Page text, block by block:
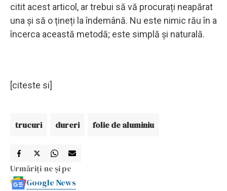
citit acest articol, ar trebui să vă procurați neapărat
una și să o țineți la îndemână. Nu este nimic rău în a
încerca această metodă; este simplă și naturală.
[citeste si]
trucuri dureri folie de aluminiu
Urmăriți-ne și pe
Google News